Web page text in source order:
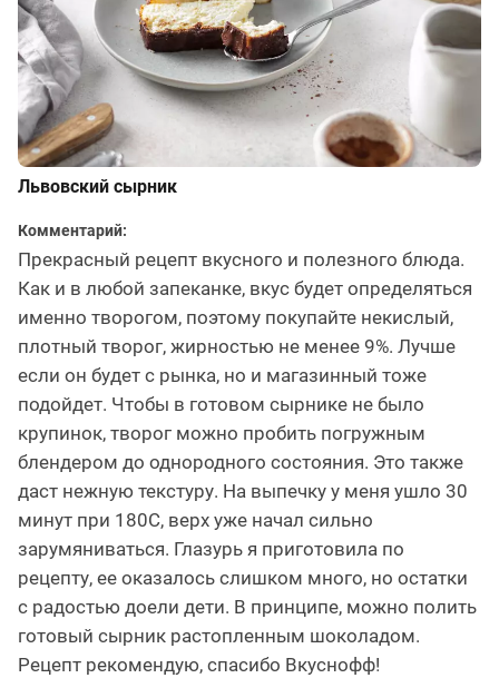
Львовский сырник
Комментарий:
Прекрасный рецепт вкусного и полезного блюда.
Как и в любой запеканке, вкус будет определяться
именно творогом, поэтому покупайте некислый,
плотный творог, жирностью не менее 9%. Лучше
если он будет с рынка, но и магазинный тоже
подойдет. Чтобы в готовом сырнике не было
крупинок, творог можно пробить погружным
блендером до однородного состояния. Это также
даст нежную текстуру. На выпечку у меня ушло 30
минут при 180С, верх уже начал сильно
зарумяниваться. Глазурь я приготовила по
рецепту, ее оказалось слишком много, но остатки
с радостью доели дети. В принципе, можно полить
готовый сырник растопленным шоколадом.
Рецепт рекомендую, спасибо Вкуснофф!